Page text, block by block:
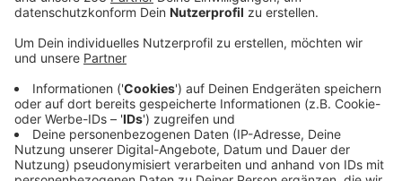
Möglicherweise hat ein defekter Aktivkohlefilter am
Donnerstag zu dem starken Chlorgeruch im Siegener
Löhrtor-Hallenbad geführt. Mehrere Grundschüler und
Erwachsene hatten über gesundheitliche
Beschwerden geklagt. Nachdem der Filter durch den
Betriebsleiter des Bades ausgetauscht wurde, war